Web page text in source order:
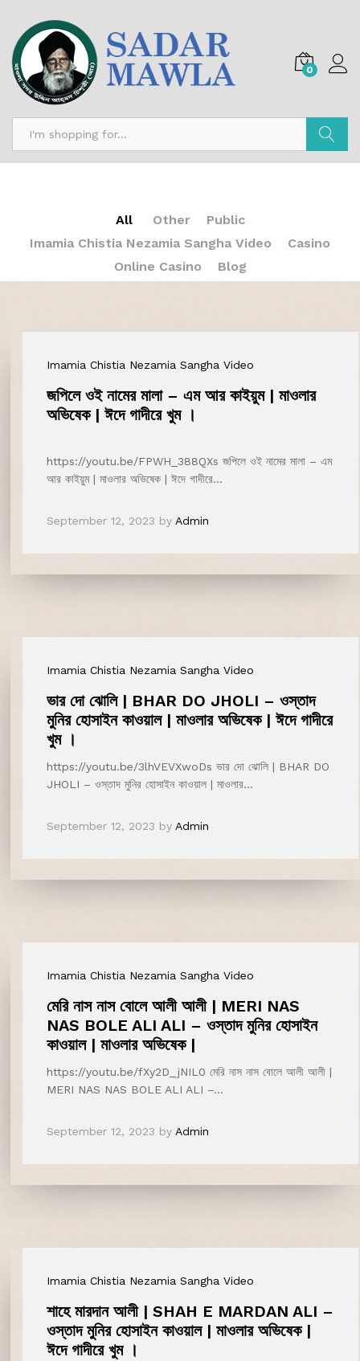
0
All Other
Public
Imamia Chistia Nezamia Sangha Video
Casino
Online Casino
Blog
Imamia Chistia Nezamia Sangha Video
জপিলে ওই নামের মালা – এম আর কাইয়ুম | মাওলার
অভিষেক | ঈদে গাদীরে খুম ।
https://youtu.be/FPWH_388QXs জপিলে ওই নামের মালা – এম
আর কাইয়ুম | মাওলার অভিষেক | ঈদে গাদীরে…
September 12, 2023 by Admin
Imamia Chistia Nezamia Sangha Video
ভার দো ঝোলি | BHAR DO JHOLI – ওস্তাদ
মুনির হোসাইন কাওয়াল | মাওলার অভিষেক | ঈদে গাদীরে
খুম ।
https://youtu.be/3lhVEVXwoDs ভার দো ঝোলি | BHAR DO
JHOLI – ওস্তাদ মুনির হোসাইন কাওয়াল | মাওলার…
September 12, 2023 by Admin
Imamia Chistia Nezamia Sangha Video
মেরি নাস নাস বোলে আলী আলী | MERI NAS
NAS BOLE ALI ALI – ওস্তাদ মুনির হোসাইন
কাওয়াল | মাওলার অভিষেক |
https://youtu.be/fXy2D_jNIL0 মেরি নাস নাস বোলে আলী আলী |
MERI NAS NAS BOLE ALI ALI –…
September 12, 2023 by Admin
Imamia Chistia Nezamia Sangha Video
শাহে মারদান আলী | SHAH E MARDAN ALI –
ওস্তাদ মুনির হোসাইন কাওয়াল | মাওলার অভিষেক |
ঈদে গাদীরে খুম ।